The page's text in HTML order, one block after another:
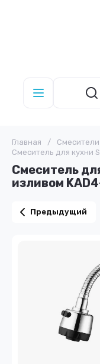
Главная / Смесители
Смеситель для кухни
Смеситель
изливом
Предыдущий